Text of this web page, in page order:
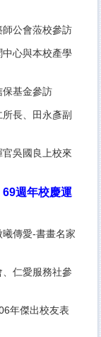
公會蒞校參訪
心與本校產學
保基金參訪
長、田永彥副
吳國良上校來
週年校慶運
傳愛-書畫名家
仁愛服務社參
年傑出校友表